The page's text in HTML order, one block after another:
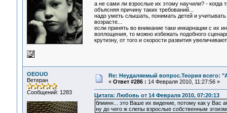
а не сами ли взрослые их этому научили? - когда
объясняя причину таких требований...
надо уметь слышать, понимать детей и
возрасте...
если принять во внимание таки инкарнации с их
воплощения, то можно избежать подобного
крутизну, от того и скорости развития
OEOUO
Ветеран
Сообщений: 1283
Re: Неудаляемый вопрос.Теория всего:
« Ответ #286 : 14 Февраля 2010, 11:27:56 »
Цитата: Любовь от 14 Февраля 2010, 07:20:13
блиинн... это Ваше их видение, потому как у Вас
ну до чего ж слепы взрослые собственным